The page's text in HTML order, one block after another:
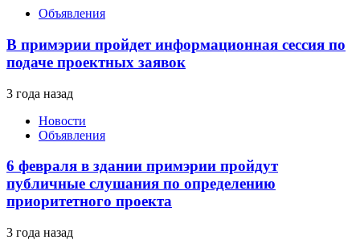
Объявления
В примэрии пройдет информационная сессия по
подаче проектных заявок
3 года назад
Новости
Объявления
6 февраля в здании примэрии пройдут
публичные слушания по определению
приоритетного проекта
3 года назад